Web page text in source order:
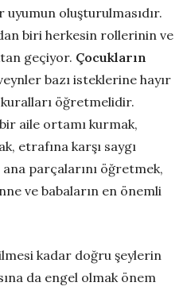
oluşturulmasıdır.
biri herkesin rollerinin ve
geçiyor. Çocukların
bazı isteklerine hayır
öğretmelidir.
aile ortamı kurmak,
etrafına karşı saygı
parçalarını öğretmek,
ve babaların en önemli
kadar doğru şeylerin
da engel olmak önem